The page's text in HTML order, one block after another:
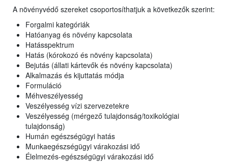
A növényvédő szereket csoportosíthatjuk a következők szerint:
Forgalmi kategóriák
Hatóanyag és növény kapcsolata
Hatásspektrum
Hatás (kórokozó és növény kapcsolata)
Bejutás (állati kártevők és növény kapcsolata)
Alkalmazás és kijuttatás módja
Formuláció
Méhveszélyesség
Veszélyesség vízi szervezetekre
Veszélyesség (mérgező tulajdonság/toxikológiai
tulajdonság)
Humán egészségügyi hatás
Munkaegészségügyi várakozási idő
Élelmezés-egészségügyi várakozási idő